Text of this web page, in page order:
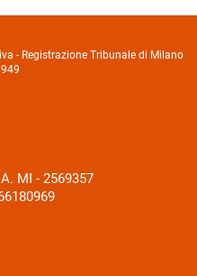
- Registrazione Tribunale di Milano
MI - 2569357